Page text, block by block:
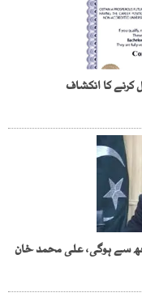
کا انکشاف
سے ہوگی، علی محمد خان